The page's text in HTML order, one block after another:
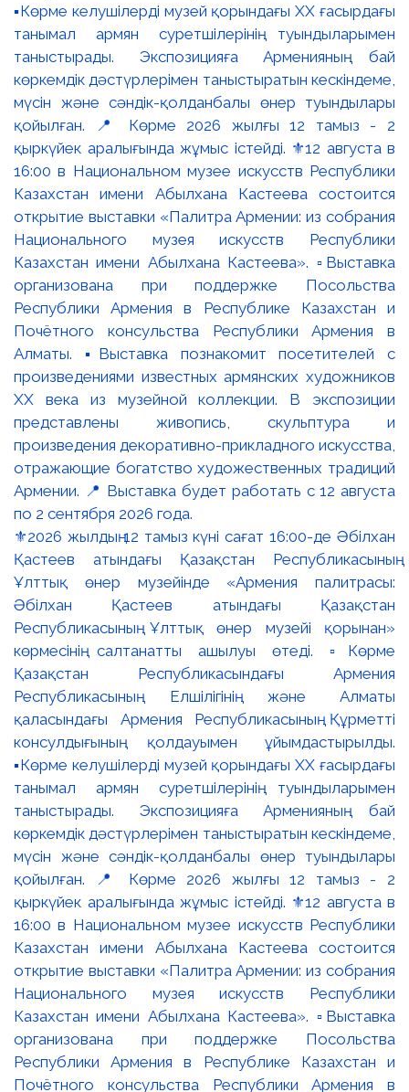
⚜️2026 жылдың 12 тамыз күні сағат 16:00-де Әбілхан
Қастеев атындағы Қазақстан Республикасының
Ұлттық өнер музейінде «Армения палитрасы:
Әбілхан Қастеев атындағы Қазақстан
Республикасының Ұлттық өнер музейі қорынан»
көрмесінің салтанатты ашылуы өтеді. ▫️Көрме
Қазақстан Республикасындағы Армения
Республикасының Елшілігінің және Алматы
қаласындағы Армения Республикасының Құрметті
консулдығының қолдауымен ұйымдастырылды.
▪️Көрме келушілерді музей қорындағы ХХ ғасырдағы
танымал армян суретшілерінің туындыларымен
таныстырады. Экспозицияға Арменияның бай
көркемдік дәстүрлерімен таныстыратын кескіндеме,
мүсін және сәндік-қолданбалы өнер туындылары
қойылған. 📍 Көрме 2026 жылғы 12 тамыз - 2
қыркүйек аралығында жұмыс істейді. ⚜️12 августа в
16:00 в Национальном музее искусств Республики
Казахстан имени Абылхана Кастеева состоится
открытие выставки «Палитра Армении: из собрания
Национального музея искусств Республики
Казахстан имени Абылхана Кастеева». ▫️Выставка
организована при поддержке Посольства
Республики Армения в Республике Казахстан и
Почётного консульства Республики Армения в